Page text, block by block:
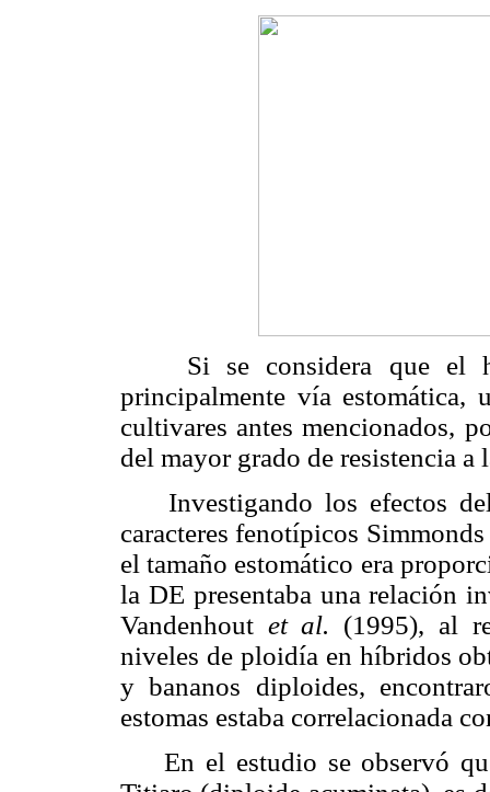
Si se considera que el
principalmente vía estomática,
cultivares antes mencionados,
del mayor grado de resistencia a
Investigando los efectos
caracteres fenotípicos
el tamaño estomático era
la DE presentaba una relación
Vandenhout et al. (1995), al
niveles de ploidía en híbridos
y bananos diploides,
estomas estaba correlacionada
En el estudio se observó